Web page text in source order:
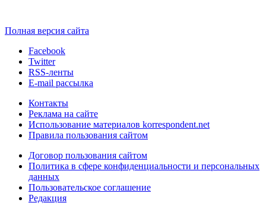
Полная версия сайта
Facebook
Twitter
RSS-ленты
E-mail рассылка
Контакты
Реклама на сайте
Использование материалов korrespondent.net
Правила пользования сайтом
Договор пользования сайтом
Политика в сфере конфиденциальности и персональных
данных
Пользовательское соглашение
Редакция